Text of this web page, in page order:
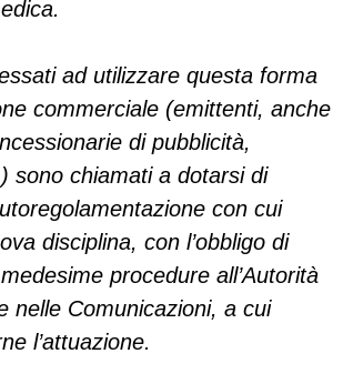
ad utilizzare questa forma
commerciale (emittenti, anche
di pubblicità,
sono chiamati a dotarsi di
con cui
disciplina, con l’obbligo di
procedure all’Autorità
nelle Comunicazioni, a cui
l’attuazione.